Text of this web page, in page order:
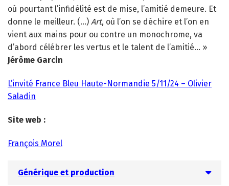
où pourtant l’infidélité est de mise, l’amitié demeure. Et
donne le meilleur. (…) Art, où l’on se déchire et l’on en
vient aux mains pour ou contre un monochrome, va
d’abord célébrer les vertus et le talent de l’amitié… »
Jérôme Garcin
L’invité France Bleu Haute-Normandie 5/11/24 – Olivier
Saladin
Site web :
François Morel
Générique et production